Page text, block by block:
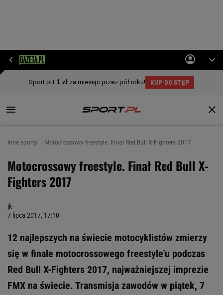
Inne sporty Motocrossowy freestyle. Finał Red Bull X-Fighters 2017
Motocrossowy freestyle. Finał Red Bull X-
Fighters 2017
jk
7 lipca 2017, 17:10
12 najlepszych na świecie motocyklistów zmierzy
się w finale motocrossowego freestyle'u podczas
Red Bull X-Fighters 2017, najważniejszej imprezie
FMX na świecie. Transmisja zawodów w piątek, 7